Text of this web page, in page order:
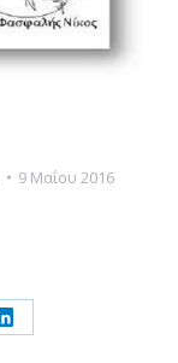
9 Μαΐου 2016
Share